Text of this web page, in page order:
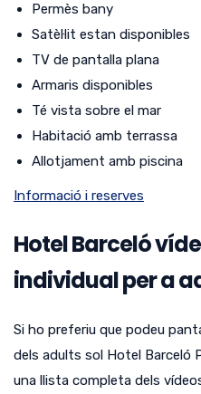
Permès bany
Satèl·lit estan disponibles
TV de pantalla plana
Armaris disponibles
Té vista sobre el mar
Habitació amb terrassa
Allotjament amb piscina
Informació i reserves
Hotel Barceló
individual per a
Si ho preferiu que podeu
dels adults sol Hotel Barceló
una llista completa dels